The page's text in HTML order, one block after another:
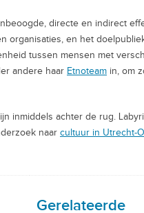
directe en indirect
organisaties, en het
tussen mensen met
andere haar Etnoteam in, om
inmiddels achter de rug.
naar cultuur in Utrecht-
Gerelateerde